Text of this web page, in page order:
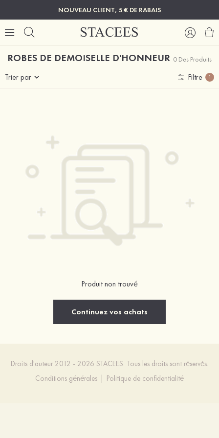
NOUVEAU CLIENT, 5 € DE RABAIS
ROBES DE DEMOISELLE D'HONNEUR 0 Des Produits
Trier par Filtre 1
Produit non trouvé
Continuez vos achats
Droits d'auteur 2012 - 2026 STACEES. Tous les droits sont réservés.
Conditions générales
Politique de confidentialité